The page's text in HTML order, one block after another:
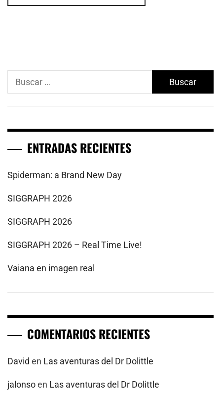
Buscar:
ENTRADAS RECIENTES
Spiderman: a Brand New Day
SIGGRAPH 2026
SIGGRAPH 2026
SIGGRAPH 2026 – Real Time Live!
Vaiana en imagen real
COMENTARIOS RECIENTES
David en Las aventuras del Dr Dolittle
jalonsoen Las aventuras del Dr Dolittle